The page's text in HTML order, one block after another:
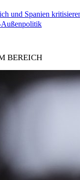
und Spanien
BEREICH